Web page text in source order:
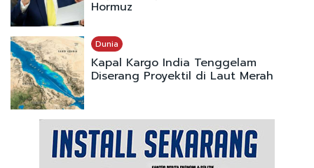
Hormuz
Dunia
Kapal Kargo India Tenggelam
Diserang Proyektil di Laut Merah